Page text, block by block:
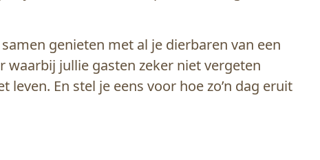
genieten met al je dierbaren van een
jullie gasten zeker niet vergeten
En stel je eens voor hoe zo’n dag eruit